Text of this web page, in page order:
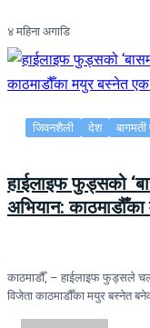
४ महिना अगाडि
जिवनशैली देश
हाईलाइफ फुड्सको
अभियान:
काठमाडौँ, – हाईलाइफ फुड्सले
विजेता काठमाडौँका मयुर बस्नेत